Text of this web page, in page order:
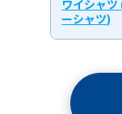
ワイシャツ
ーシャツ)